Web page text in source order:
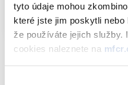
tyto údaje mohou
které jste jim poskytli
že používáte jejich služby.
cookies naleznete na
PDF (310kB)